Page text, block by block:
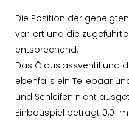
Die Position der
variiert und die
entsprechend.
Das Ölauslassventil und
ebenfalls ein Teilepaar
und Schleifen nicht
Einbauspiel beträgt 0,01